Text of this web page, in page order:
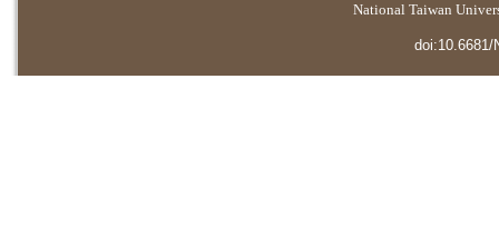
National Taiwan
doi:10.6681/